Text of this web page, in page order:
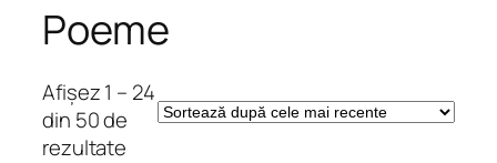
Poeme
Afișez 1 – 24
din 50 de
rezultate